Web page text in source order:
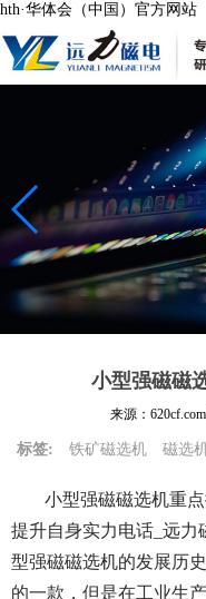
hth·华体会（中国）官方网站
小型强磁磁
来源：620cf.com
标签: 铁矿磁选机 磁选
小型强磁磁选机重点
提升自身实力电话_远
型强磁磁选机的发展历
的一款，但是在工业生